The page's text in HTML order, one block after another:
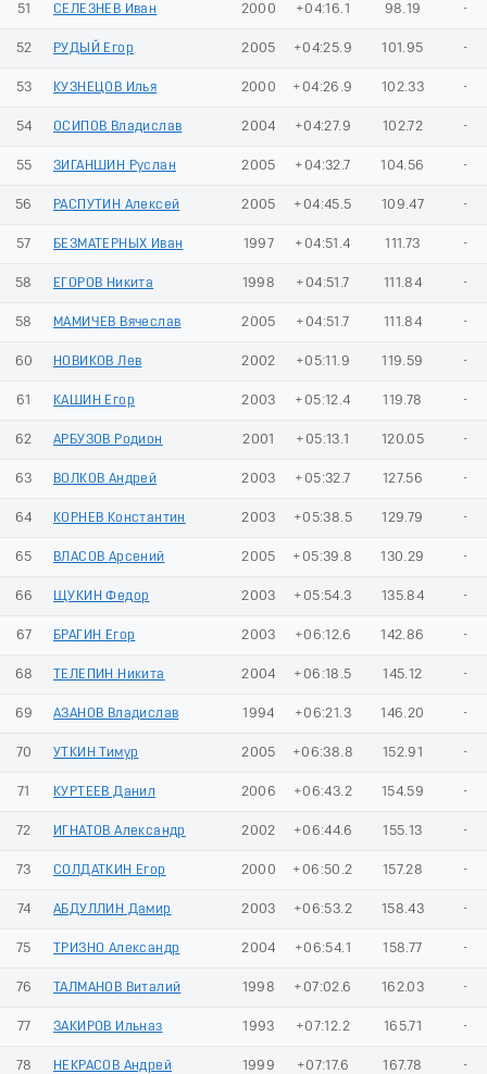
51 СЕЛЕЗНЕВ Иван 2000 +04:16.1 98.19 -
52 РУДЫЙ Егор 2005 +04:25.9 101.95 -
53 КУЗНЕЦОВ Илья 2000 +04:26.9 102.33 -
54 ОСИПОВ Владислав 2004 +04:27.9 102.72 -
55 ЗИГАНШИН Руслан 2005 +04:32.7 104.56 -
56 РАСПУТИН Алексей 2005 +04:45.5 109.47 -
57 БЕЗМАТЕРНЫХ Иван 1997 +04:51.4 111.73 -
58 ЕГОРОВ Никита 1998 +04:51.7 111.84 -
58 МАМИЧЕВ Вячеслав 2005 +04:51.7 111.84 -
60 НОВИКОВ Лев 2002 +05:11.9 119.59 -
61 КАШИН Егор 2003 +05:12.4 119.78 -
62 АРБУЗОВ Родион 2001 +05:13.1 120.05 -
63 ВОЛКОВ Андрей 2003 +05:32.7 127.56 -
64 КОРНЕВ Константин 2003 +05:38.5 129.79 -
65 ВЛАСОВ Арсений 2005 +05:39.8 130.29 -
66 ЩУКИН Федор 2003 +05:54.3 135.84 -
67 БРАГИН Егор 2003 +06:12.6 142.86 -
68 ТЕЛЕПИН Никита 2004 +06:18.5 145.12 -
69 АЗАНОВ Владислав 1994 +06:21.3 146.20 -
70 УТКИН Тимур 2005 +06:38.8 152.91 -
71 КУРТЕЕВ Данил 2006 +06:43.2 154.59 -
72 ИГНАТОВ Александр 2002 +06:44.6 155.13 -
73 СОЛДАТКИН Егор 2000 +06:50.2 157.28 -
74 АБДУЛЛИН Дамир 2003 +06:53.2 158.43 -
75 ТРИЗНО Александр 2004 +06:54.1 158.77 -
76 ТАЛМАНОВ Виталий 1998 +07:02.6 162.03 -
77 ЗАКИРОВ Ильназ 1993 +07:12.2 165.71 -
78 НЕКРАСОВ Андрей 1999 +07:17.6 167.78 -